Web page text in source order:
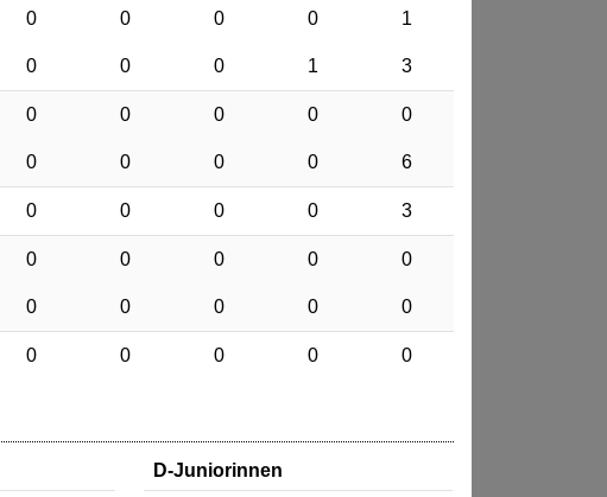
0 0 0 0 1
0 0 0 1 3
0 0 0 0 0
0 0 0 0 6
0 0 0 0 3
0 0 0 0 0
0 0 0 0 0
0 0 0 0 0
D-Juniorinnen